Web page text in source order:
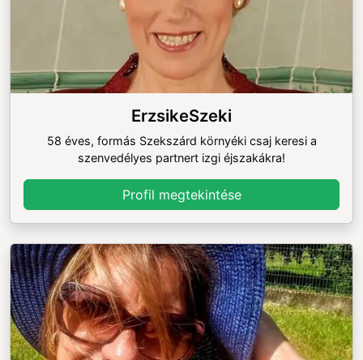
ErzsikeSzeki
58 éves, formás Szekszárd környéki csaj keresi a
szenvedélyes partnert izgi éjszakákra!
Profil megtekintése